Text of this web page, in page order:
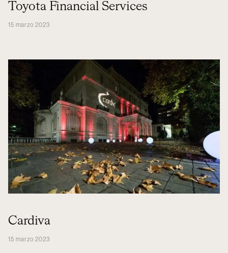
Toyota Financial Services
15 marzo 2023
Cardiva
15 marzo 2023